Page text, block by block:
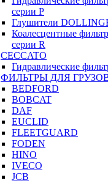
серии P
Глушители
Коалесцентные
серии R
CECCATO
Гидравлические
ФИЛЬТРЫ ДЛЯ
BEDFORD
BOBCAT
DAF
EUCLID
FLEETGUARD
FODEN
HINO
IVECO
JCB